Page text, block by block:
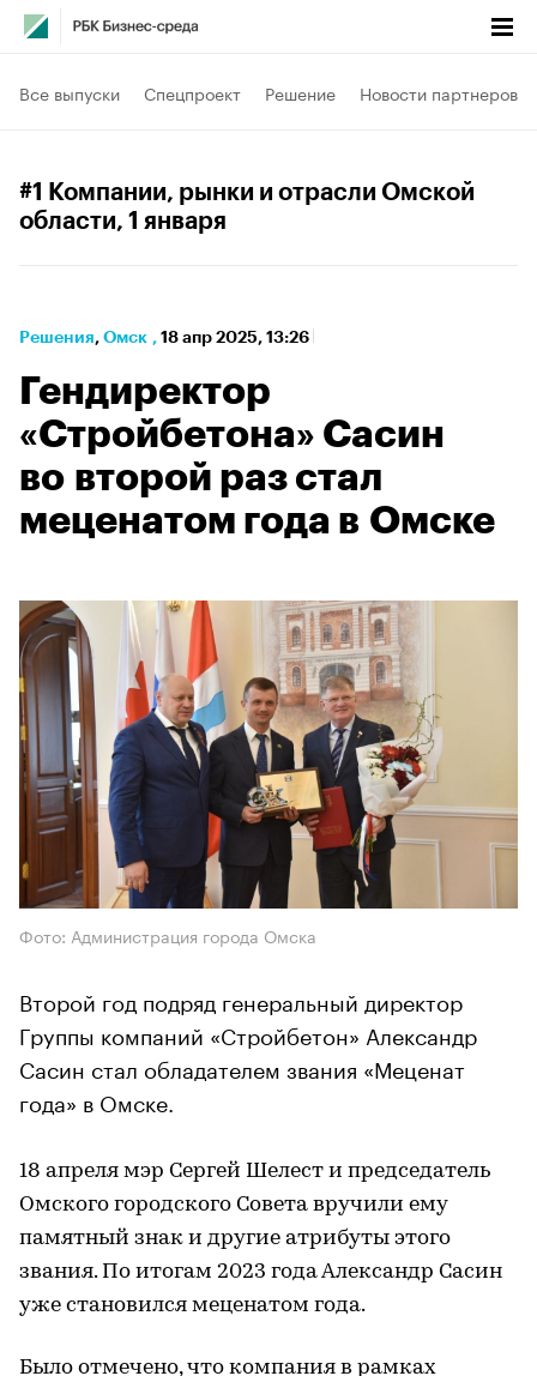
Все выпуски Спецпроект Решение Новости партнеров
#1 Компании, рынки и отрасли Омской
области, 1 января
Решения⁠, Омск , 18 апр 2025, 13:26
Гендиректор
«Стройбетона» Сасин
во второй раз стал
меценатом года в Омске
Фото: Администрация города Омска
Второй год подряд генеральный директор
Группы компаний «Стройбетон» Александр
Сасин стал обладателем звания «Меценат
года» в Омске.
18 апреля мэр Сергей Шелест и председатель
Омского городского Совета вручили ему
памятный знак и другие атрибуты этого
звания. По итогам 2023 года Александр Сасин
уже становился меценатом года.
Было отмечено, что компания в рамках